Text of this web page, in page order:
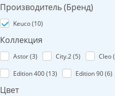
Производитель (Бренд)
Keuco (10)
Коллекция
Astor (3) City.2 (5) Cleo (
Edition 400 (13) Edition 90 (6)
Цвет